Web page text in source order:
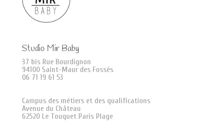
Studio Mir Baby
37 bis Rue Bourdignon
94100 Saint-Maur des Fossés
06 71 19 61 53
Campus des métiers et des qualifications
Avenue du Château
62520 Le Touquet Paris Plage